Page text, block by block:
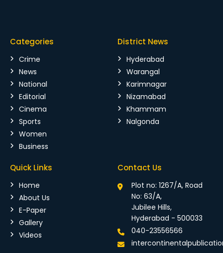
Categories
Crime
News
National
Editorial
Cinema
Sports
Women
Business
District News
Hyderabad
Warangal
Karimnagar
Nizamabad
Khammam
Nalgonda
Quick Links
Home
About Us
E-Paper
Gallery
Videos
Contact Us
Plot no: 1267/A, Road
No: 63/A,
Jubilee Hills,
Hyderabad - 500033
040-23556566